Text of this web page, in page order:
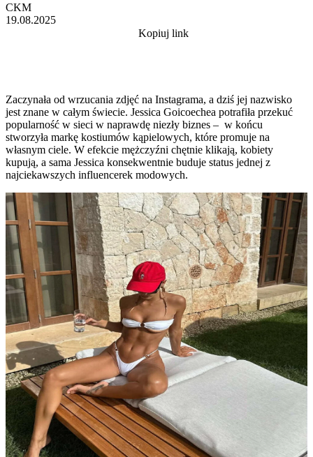
CKM
19.08.2025
Kopiuj link
Zaczynała od wrzucania zdjęć na Instagrama, a dziś jej nazwisko
jest znane w całym świecie. Jessica Goicoechea potrafiła przekuć
popularność w sieci w naprawdę niezły biznes – w końcu
stworzyła markę kostiumów kąpielowych, które promuje na
własnym ciele. W efekcie mężczyźni chętnie klikają, kobiety
kupują, a sama Jessica konsekwentnie buduje status jednej z
najciekawszych influencerek modowych.